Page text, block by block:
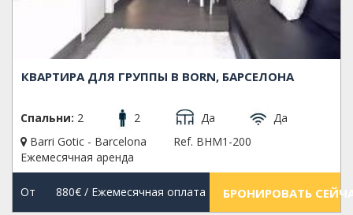
КВАРТИРА ДЛЯ ГРУППЫ В BORN, БАРСЕЛОНА
Спальни: 2 2 Да
Да
Barri Gotic - Barcelona
Ref. BHM1-200
Ежемесячная аренда
От 880€/ Ежемесячная оплата БРОНИРОВАТЬ